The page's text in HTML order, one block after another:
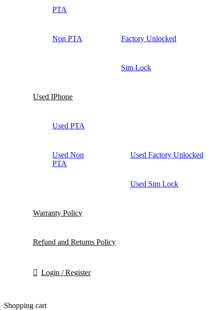
PTA
Non PTA Factory Unlocked
Sim Lock
Used IPhone
Used PTA
Used Non
PTA
Used Factory Unlocked
Used Sim Lock
Warranty Policy
Refund and Returns Policy
Login / Register
Shopping cart